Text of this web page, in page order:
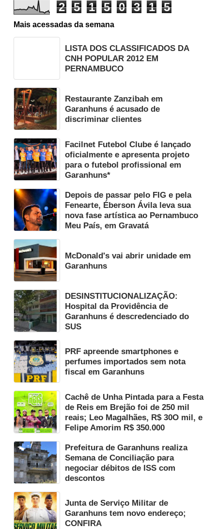
2 5 1 5 0 3 1 5
Mais acessadas da semana
LISTA DOS CLASSIFICADOS DA
CNH POPULAR 2012 EM
PERNAMBUCO
Restaurante Zanzibah em
Garanhuns é acusado de
discriminar clientes
Facilnet Futebol Clube é lançado
oficialmente e apresenta projeto
para o futebol profissional em
Garanhuns*
Depois de passar pelo FIG e pela
Fenearte, Éberson Ávila leva sua
nova fase artística ao Pernambuco
Meu País, em Gravatá
McDonald's vai abrir unidade em
Garanhuns
DESINSTITUCIONALIZAÇÃO:
Hospital da Providência de
Garanhuns é descredenciado do
SUS
PRF apreende smartphones e
perfumes importados sem nota
fiscal em Garanhuns
Cachê de Unha Pintada para a Festa
de Reis em Brejão foi de 250 mil
reais; Leo Magalhães, R$ 30O mil, e
Felipe Amorim R$ 350.000
Prefeitura de Garanhuns realiza
Semana de Conciliação para
negociar débitos de ISS com
descontos
Junta de Serviço Militar de
Garanhuns tem novo endereço;
CONFIRA